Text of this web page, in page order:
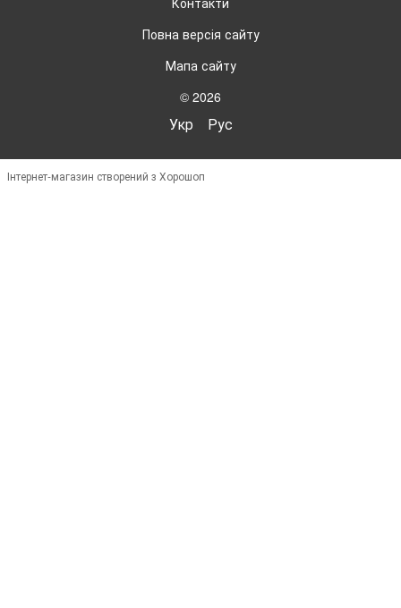
Повна версія сайту
Мапа сайту
© 2026
Укр Рус
Інтернет-магазин створений з Хорошоп